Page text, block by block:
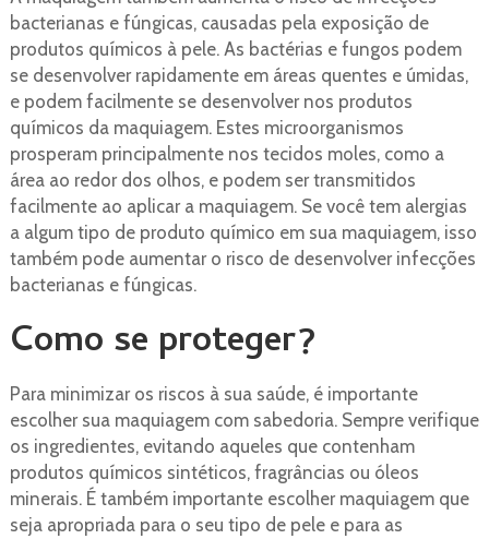
bacterianas e fúngicas, causadas pela exposição de
produtos químicos à pele. As bactérias e fungos podem
se desenvolver rapidamente em áreas quentes e úmidas,
e podem facilmente se desenvolver nos produtos
químicos da maquiagem. Estes microorganismos
prosperam principalmente nos tecidos moles, como a
área ao redor dos olhos, e podem ser transmitidos
facilmente ao aplicar a maquiagem. Se você tem alergias
a algum tipo de produto químico em sua maquiagem, isso
também pode aumentar o risco de desenvolver infecções
bacterianas e fúngicas.
Como se proteger?
Para minimizar os riscos à sua saúde, é importante
escolher sua maquiagem com sabedoria. Sempre verifique
os ingredientes, evitando aqueles que contenham
produtos químicos sintéticos, fragrâncias ou óleos
minerais. É também importante escolher maquiagem que
seja apropriada para o seu tipo de pele e para as